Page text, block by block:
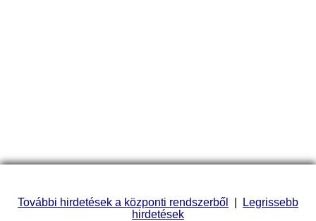
További hirdetések a központi rendszerből | Legrissebb
hirdetések